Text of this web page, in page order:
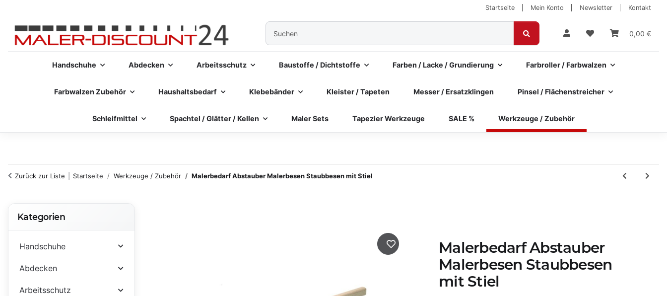
Startseite Mein Konto Newsletter Kontakt
0,00 €
Handschuhe Abdecken Arbeitsschutz Baustoffe / Dichtstoffe Farben / Lacke / Grundierung Farbroller / Farbwalzen
Farbwalzen Zubehör Haushaltsbedarf Klebebänder Kleister / Tapeten Messer / Ersatzklingen Pinsel / Flächenstreicher
Schleifmittel Spachtel / Glätter / Kellen Maler Sets Tapezier Werkzeuge SALE % Werkzeuge / Zubehör
Zurück zur Liste Startseite Werkzeuge / Zubehör Malerbedarf Abstauber Malerbesen Staubbesen mit Stiel
Malerbedarf Abstauber
Malerbesen Staubbesen
mit Stiel
Kategorien
Handschuhe
Abdecken
Arbeitsschutz